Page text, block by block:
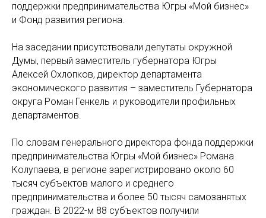
поддержки предпринимательства Югры «Мой бизнес»
и Фонд развития региона.
На заседании присутствовали депутаты окружной
Думы, первый заместитель губернатора Югры
Алексей Охлопков, директор департамента
экономического развития – заместитель Губернатора
округа Роман Генкель и руководители профильных
департаментов.
По словам генерального директора фонда поддержки
предпринимательства Югры «Мой бизнес» Романа
Колупаева, в регионе зарегистрировано около 60
тысяч субъектов малого и среднего
предпринимательства и более 50 тысяч самозанятых
граждан. В 2022-м 88 субъектов получили